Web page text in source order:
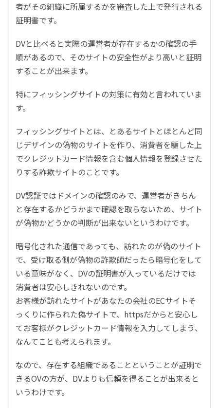
者がその組織に所属するかを審査した上で発行される
証明書です。
DVと比べると実際の運営者が存在するかの確認の手
順があるので、そのサイトの安全性がより高いと証明
することが出来ます。
特にフィッシングサイトの対策に有効と言われていま
す。
フィッシングサイトとは、とあるサイトとほとんど同
じデザインの偽物のサイトを作り、消費者を騙した上
でクレジットカード情報を含む個人情報を登録させた
りする詐欺サイトのことです。
DV認証ではドメインの確認のみで、運営者がきちん
と存在するかどうかまで確認を取らないため、サイト
が偽物かどうかの判断が出来ないというわけです。
暗号化された通信であっても、訪れたのが偽のサイト
で、受け取る側が偽物の詐欺師だったら暗号化をして
いる意味がなく、DVの証明書が入っているだけでは
消費者は安心しきれないのです。
お客様が訪れたサイトがあなたの会社のECサイトそ
っくりに作られた偽サイトで、httpsだからと安心し
てお客様がクレジットカード情報を入力してしまう、
なんてことも考えられます。
なので、存在する組織であることということが証明で
きるOVの方が、DVよりも信頼を得ることが出来ると
いうわけです。